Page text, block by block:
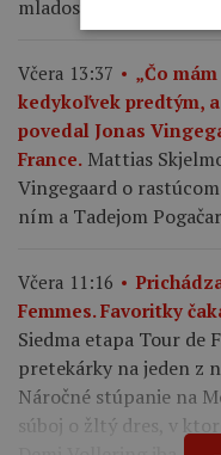
mladosti vážil.
Včera 13:37
„Čo
kedykoľvek predtým,
povedal Jonas
France. Mattias
Vingegaard o
ním a Tadejom
Včera 11:16
Femmes. Favoritky
Siedma etapa Tour de
pretekárky na jeden z
Náročné stúpanie na
súboj o žltý dres, v